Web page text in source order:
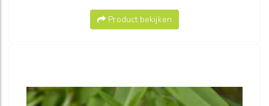
Product bekijken